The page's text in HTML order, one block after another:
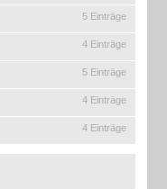
5 Einträge
4 Einträge
5 Einträge
4 Einträge
4 Einträge